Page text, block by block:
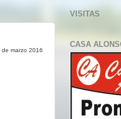
de marzo 2016
VISITAS
CASA